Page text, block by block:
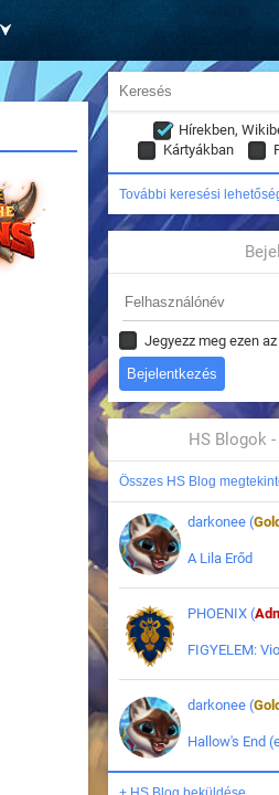
Hírekben,
Kártyákban
További keresési
Jegyezz meg ezen
HS Blogok
Összes HS Blog
darkonee (
A Lila Erőd
PHOENIX (
FIGYELEM:
darkonee (
Hallow's End